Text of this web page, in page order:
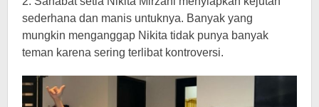
sederhana dan manis untuknya. Banyak yang
mungkin menganggap Nikita tidak punya banyak
teman karena sering terlibat kontroversi.